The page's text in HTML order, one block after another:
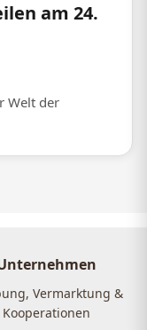
am 24.
Welt der
Vermarktung &
Kooperationen